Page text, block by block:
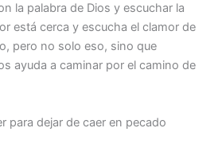
la palabra de Dios y escuchar la
está cerca y escucha el clamor de
pero no solo eso, sino que
ayuda a caminar por el camino de
para dejar de caer en pecado